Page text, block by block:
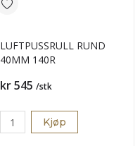
LUFTPUSSRULL RUND
40MM 140R
Pris
kr 545 /stk
Kjøp